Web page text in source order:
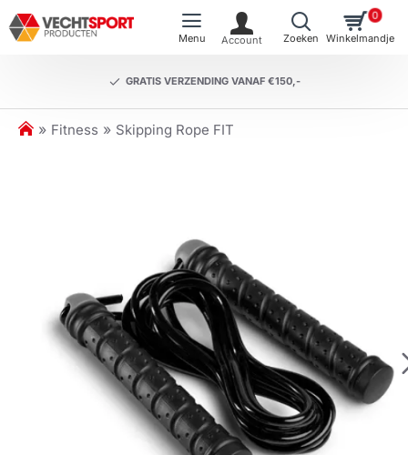
GRATIS VERZENDING VANAF €150,-
0
h
Fitness Skipping Rope FIT